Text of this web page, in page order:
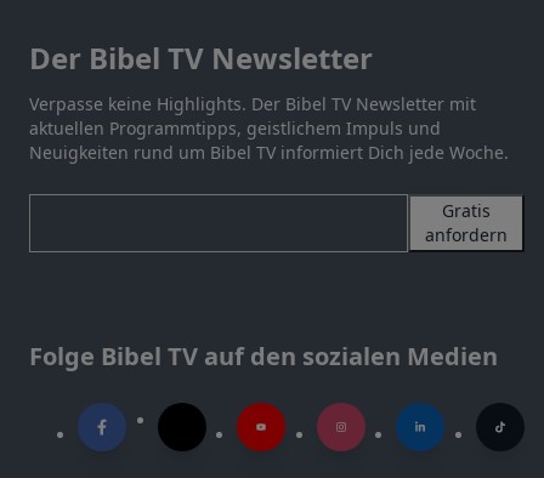
Der Bibel TV Newsletter
Verpasse keine Highlights. Der Bibel TV Newsletter mit
aktuellen Programmtipps, geistlichem Impuls und
Neuigkeiten rund um Bibel TV informiert Dich jede Woche.
Gratis
anfordern
Folge Bibel TV auf den sozialen Medien